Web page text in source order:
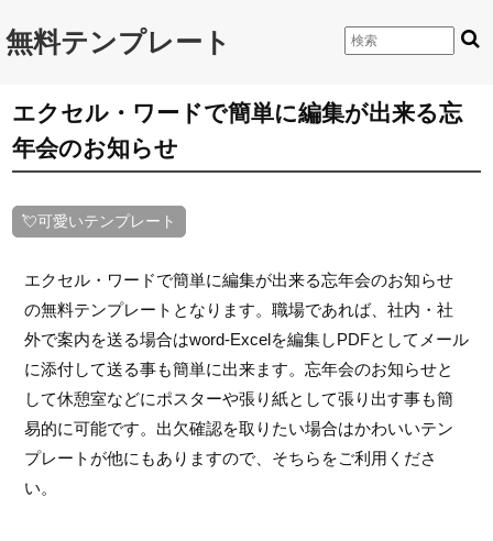
無料テンプレート
エクセル・ワードで簡単に編集が出来る忘
年会のお知らせ
💘可愛いテンプレート
エクセル・ワードで簡単に編集が出来る忘年会のお知らせ
の無料テンプレートとなります。職場であれば、社内・社
外で案内を送る場合はword-Excelを編集しPDFとしてメール
に添付して送る事も簡単に出来ます。忘年会のお知らせと
して休憩室などにポスターや張り紙として張り出す事も簡
易的に可能です。出欠確認を取りたい場合はかわいいテン
プレートが他にもありますので、そちらをご利用くださ
い。